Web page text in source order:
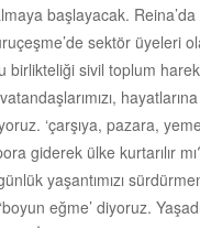
başlayacak.
sektör üyeleri
birlikteliği sivil toplum
‘çarşıya, pazara,
giderek ülke kurtarılır
yaşantımızı
eğme’ diyoruz.